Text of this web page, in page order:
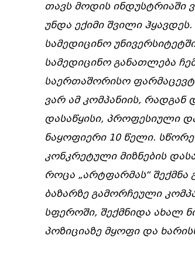
თავს მოდის ინდუსტრიაში
უნდა ექიმი შვილი
სამედიცინო
სამედიცინო განათლება
საერთაშორისო
ვარ ამ კომპანიის, რადგან
დასაწყისი, პროფესიული
ნაყოფიერი 10 წელი.
კონკრეტული მიზნების
როცა „არტფარმას“
ბაზარზე გამორჩეული
სფეროში, შექმნიდა ახალ
პოზიციაზე მყოფი და